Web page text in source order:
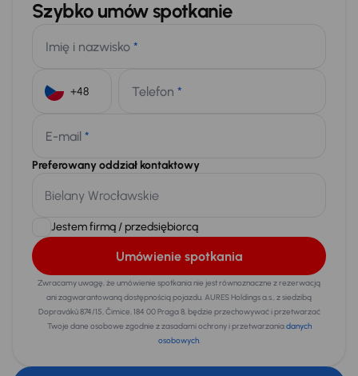
Szybko umów spotkanie
Imię i nazwisko *
Telefon *
E-mail *
Preferowany oddział kontaktowy
Jestem firmą / przedsiębiorcą
Umówienie spotkania
Zwracamy uwagę, że umówienie spotkania nie jest równoznaczne z rezerwacją
ani zagwarantowaną dostępnością pojazdu. AURES Holdings a.s., z siedzibą
Dopraváků 874/15, Čimice, 184 00 Praga 8, będzie przechowywać i przetwarzać
Twoje dane osobowe zgodnie z zasadami ochrony i przetwarzaniadanych
osobowych.